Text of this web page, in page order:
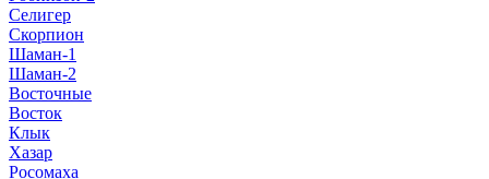
Селигер
Скорпион
Шаман-1
Шаман-2
Восточные
Восток
Клык
Хазар
Росомаха